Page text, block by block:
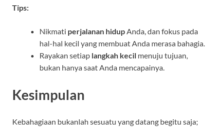
Tips:
Nikmati perjalanan hidupAnda, dan fokus pada
hal-hal kecil yang membuat Anda merasa bahagia.
Rayakan setiap langkah kecil menuju tujuan,
bukan hanya saat Anda mencapainya.
Kesimpulan
Kebahagiaan bukanlah sesuatu yang datang begitu saja;